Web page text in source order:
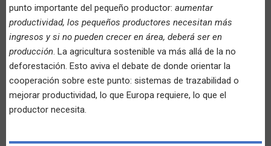
punto importante del pequeño productor: aumentar
productividad, los pequeños productores necesitan más
ingresos y si no pueden crecer en área, deberá ser en
producción. La agricultura sostenible va más allá de la no
deforestación. Esto aviva el debate de donde orientar la
cooperación sobre este punto: sistemas de trazabilidad o
mejorar productividad, lo que Europa requiere, lo que el
productor necesita.